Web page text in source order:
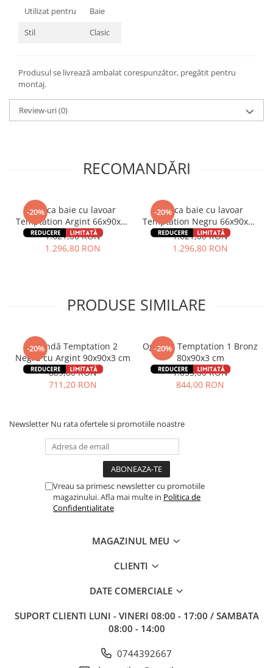
Utilizat pentru
Baie
Stil
Clasic
Produsul se livrează ambalat corespunzător, pregătit pentru
montaj.
Review-uri(0)
RECOMANDĂRI
-20%
Masca baie cu lavoar
Temptation Argint 66x90x47
cm
1.621,00 RON
1.296,80 RON
-20%
Masca baie cu lavoar
Temptation Negru 66x90x47
cm
1.621,00 RON
1.296,80 RON
PRODUSE SIMILARE
-20%
Oglindă Temptation 2
Negru cu Argint 90x90x3 cm
889,00 RON
711,20 RON
-20%
Oglinda Temptation 1 Bronz
80x90x3 cm
1.055,00 RON
844,00 RON
Newsletter Nu rata ofertele si promotiile noastre
Vreau sa primesc newsletter cu promotiile
magazinului. Afla mai multe in Politica de
Confidentialitate
MAGAZINUL MEU
CLIENTI
DATE COMERCIALE
SUPORT CLIENTI LUNI - VINERI 08:00 - 17:00 / SAMBATA
08:00 - 14:00
0744392667